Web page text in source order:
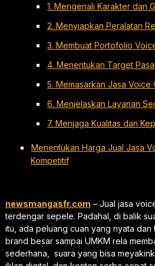
1. Mengenali Karakter dan
2. Menyiapkan Peralatan
3. Membuat Portofolio
4. Menentukan Target
5. Memasarkan Jasa Voice
6. Menjelaskan Layanan
7. Menjaga Kualitas dan
Menentukan Harga Jual Jasa
Kompetitif
newsmangasfr.com – Jual jasa
terdengar sepele. Padahal, di balik
itu, ada peluang cuan yang nyata dan
brand besar sampai UMKM rela
sederhana, suara yang bisa